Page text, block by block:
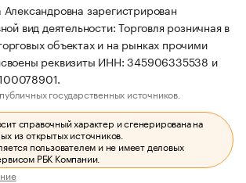
зарегистрирован
вид деятельности: Торговля розничная в
объектах и на рынках прочими
реквизиты ИНН: 345906335538 и
государственных источников.
справочный характер и сгенерирована на
из открытых источников.
пользователем и не имеет деловых
РБК Компании.